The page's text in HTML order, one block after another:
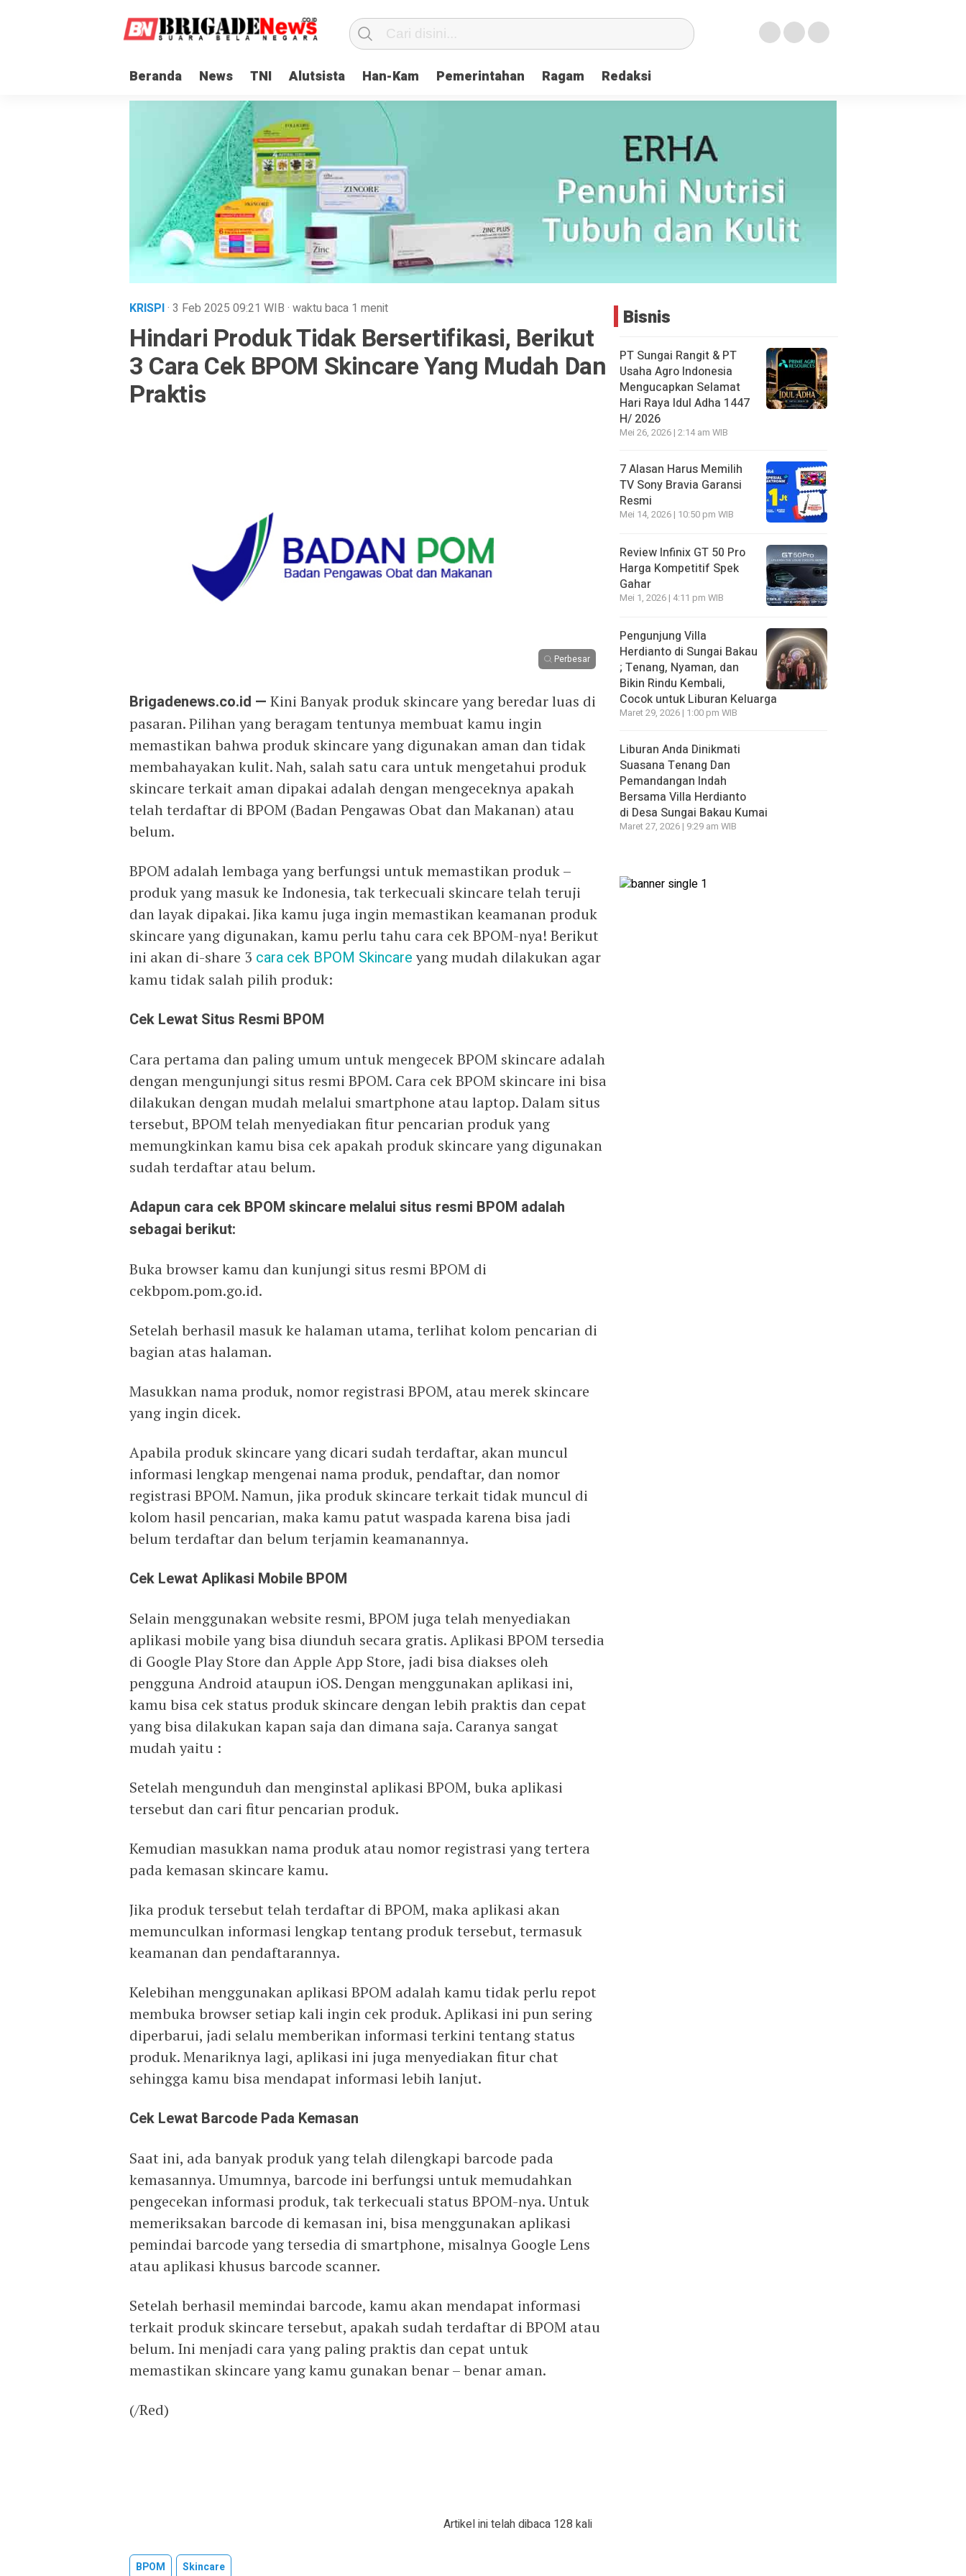
Beranda News TNI Alutsista Han-Kam Pemerintahan Ragam Redaksi
KRISPI· 3 Feb 2025 09:21 WIB · waktu baca 1 menit
Hindari Produk Tidak Bersertifikasi, Berikut
3 Cara Cek BPOM Skincare Yang Mudah Dan
Praktis
Perbesar
Brigadenews.co.id — Kini Banyak produk skincare yang beredar luas di
pasaran. Pilihan yang beragam tentunya membuat kamu ingin
memastikan bahwa produk skincare yang digunakan aman dan tidak
membahayakan kulit. Nah, salah satu cara untuk mengetahui produk
skincare terkait aman dipakai adalah dengan mengeceknya apakah
telah terdaftar di BPOM (Badan Pengawas Obat dan Makanan) atau
belum.
BPOM adalah lembaga yang berfungsi untuk memastikan produk –
produk yang masuk ke Indonesia, tak terkecuali skincare telah teruji
dan layak dipakai. Jika kamu juga ingin memastikan keamanan produk
skincare yang digunakan, kamu perlu tahu cara cek BPOM-nya! Berikut
ini akan di-share 3 cara cek BPOM Skincareyang mudah dilakukan agar
kamu tidak salah pilih produk:
Cek Lewat Situs Resmi BPOM
Cara pertama dan paling umum untuk mengecek BPOM skincare adalah
dengan mengunjungi situs resmi BPOM. Cara cek BPOM skincare ini bisa
dilakukan dengan mudah melalui smartphone atau laptop. Dalam situs
tersebut, BPOM telah menyediakan fitur pencarian produk yang
memungkinkan kamu bisa cek apakah produk skincare yang digunakan
sudah terdaftar atau belum.
Adapun cara cek BPOM skincare melalui situs resmi BPOM adalah
sebagai berikut:
Buka browser kamu dan kunjungi situs resmi BPOM di
cekbpom.pom.go.id.
Setelah berhasil masuk ke halaman utama, terlihat kolom pencarian di
bagian atas halaman.
Masukkan nama produk, nomor registrasi BPOM, atau merek skincare
yang ingin dicek.
Apabila produk skincare yang dicari sudah terdaftar, akan muncul
informasi lengkap mengenai nama produk, pendaftar, dan nomor
registrasi BPOM. Namun, jika produk skincare terkait tidak muncul di
kolom hasil pencarian, maka kamu patut waspada karena bisa jadi
belum terdaftar dan belum terjamin keamanannya.
Cek Lewat Aplikasi Mobile BPOM
Selain menggunakan website resmi, BPOM juga telah menyediakan
aplikasi mobile yang bisa diunduh secara gratis. Aplikasi BPOM tersedia
di Google Play Store dan Apple App Store, jadi bisa diakses oleh
pengguna Android ataupun iOS. Dengan menggunakan aplikasi ini,
kamu bisa cek status produk skincare dengan lebih praktis dan cepat
yang bisa dilakukan kapan saja dan dimana saja. Caranya sangat
mudah yaitu :
Setelah mengunduh dan menginstal aplikasi BPOM, buka aplikasi
tersebut dan cari fitur pencarian produk.
Kemudian masukkan nama produk atau nomor registrasi yang tertera
pada kemasan skincare kamu.
Jika produk tersebut telah terdaftar di BPOM, maka aplikasi akan
memunculkan informasi lengkap tentang produk tersebut, termasuk
keamanan dan pendaftarannya.
Kelebihan menggunakan aplikasi BPOM adalah kamu tidak perlu repot
membuka browser setiap kali ingin cek produk. Aplikasi ini pun sering
diperbarui, jadi selalu memberikan informasi terkini tentang status
produk. Menariknya lagi, aplikasi ini juga menyediakan fitur chat
sehingga kamu bisa mendapat informasi lebih lanjut.
Cek Lewat Barcode Pada Kemasan
Saat ini, ada banyak produk yang telah dilengkapi barcode pada
kemasannya. Umumnya, barcode ini berfungsi untuk memudahkan
pengecekan informasi produk, tak terkecuali status BPOM-nya. Untuk
memeriksakan barcode di kemasan ini, bisa menggunakan aplikasi
pemindai barcode yang tersedia di smartphone, misalnya Google Lens
atau aplikasi khusus barcode scanner.
Setelah berhasil memindai barcode, kamu akan mendapat informasi
terkait produk skincare tersebut, apakah sudah terdaftar di BPOM atau
belum. Ini menjadi cara yang paling praktis dan cepat untuk
memastikan skincare yang kamu gunakan benar – benar aman.
(/Red)
Artikel ini telah dibaca 128 kali
BPOM Skincare
Bisnis
PT Sungai Rangit & PT
Usaha Agro Indonesia
Mengucapkan Selamat
Hari Raya Idul Adha 1447
H/ 2026
Mei 26, 2026 | 2:14 am WIB
7 Alasan Harus Memilih
TV Sony Bravia Garansi
Resmi
Mei 14, 2026 | 10:50 pm WIB
Review Infinix GT 50 Pro
Harga Kompetitif Spek
Gahar
Mei 1, 2026 | 4:11 pm WIB
Pengunjung Villa
Herdianto di Sungai Bakau
; Tenang, Nyaman, dan
Bikin Rindu Kembali,
Cocok untuk Liburan Keluarga
Maret 29, 2026 | 1:00 pm WIB
Liburan Anda Dinikmati
Suasana Tenang Dan
Pemandangan Indah
Bersama Villa Herdianto
di Desa Sungai Bakau Kumai
Maret 27, 2026 | 9:29 am WIB